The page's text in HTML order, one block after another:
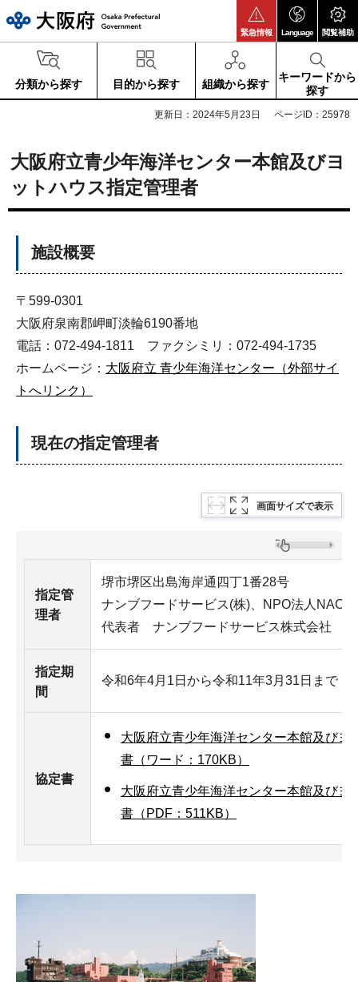
緊急情報 Language 閲覧補助
分類から探す 目的から探す 組織から探す
キーワードから
探す
更新日：2024年5月23日 ページID：25978
大阪府立青少年海洋センター本館及びヨ
ットハウス指定管理者
施設概要
〒599-0301
大阪府泉南郡岬町淡輪6190番地
電話：072-494-1811 ファクシミリ：072-494-1735
ホームページ： 大阪府立 青少年海洋センター（外部サイ
トへリンク）
現在の指定管理者
画面サイズで表示
指定管
理者
堺市堺区出島海岸通四丁1番28号
ナンブフードサービス(株)、NPO法人NAC
代表者 ナンブフードサービス株式会社
指定期
間
令和6年4月1日から令和11年3月31日まで
協定書
大阪府立青少年海洋センター本館及びヨ
書（ワード：170KB）
大阪府立青少年海洋センター本館及びヨ
書（PDF：511KB）